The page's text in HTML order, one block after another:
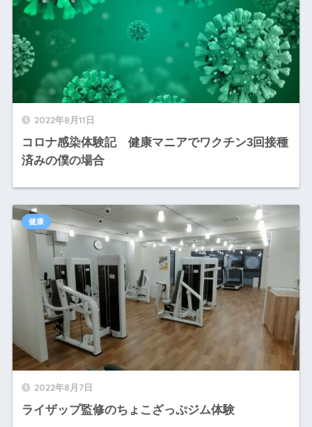
2022年8月11日
コロナ感染体験記 健康マニアでワクチン3回接種
済みの僕の場合
2022年8月7日
ライザップ監修のちょこざっぷジム体験
健康